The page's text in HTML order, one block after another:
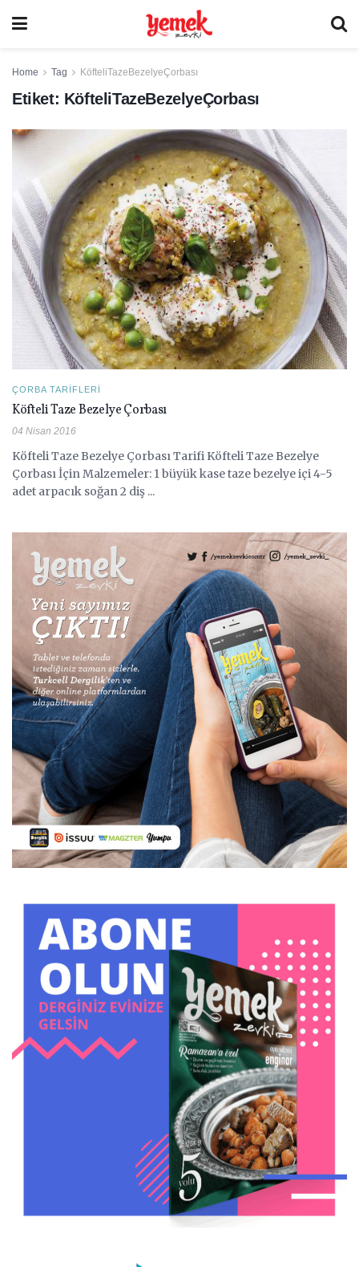
Home Tag KöfteliTazeBezelyeÇorbası
Etiket: KöfteliTazeBezelyeÇorbası
ÇORBA TARIFLERI
Köfteli Taze Bezelye Çorbası
04 Nisan 2016
Köfteli Taze Bezelye Çorbası Tarifi Köfteli Taze Bezelye
Çorbası İçin Malzemeler: 1 büyük kase taze bezelye içi 4-5
adet arpacık soğan 2 diş ...